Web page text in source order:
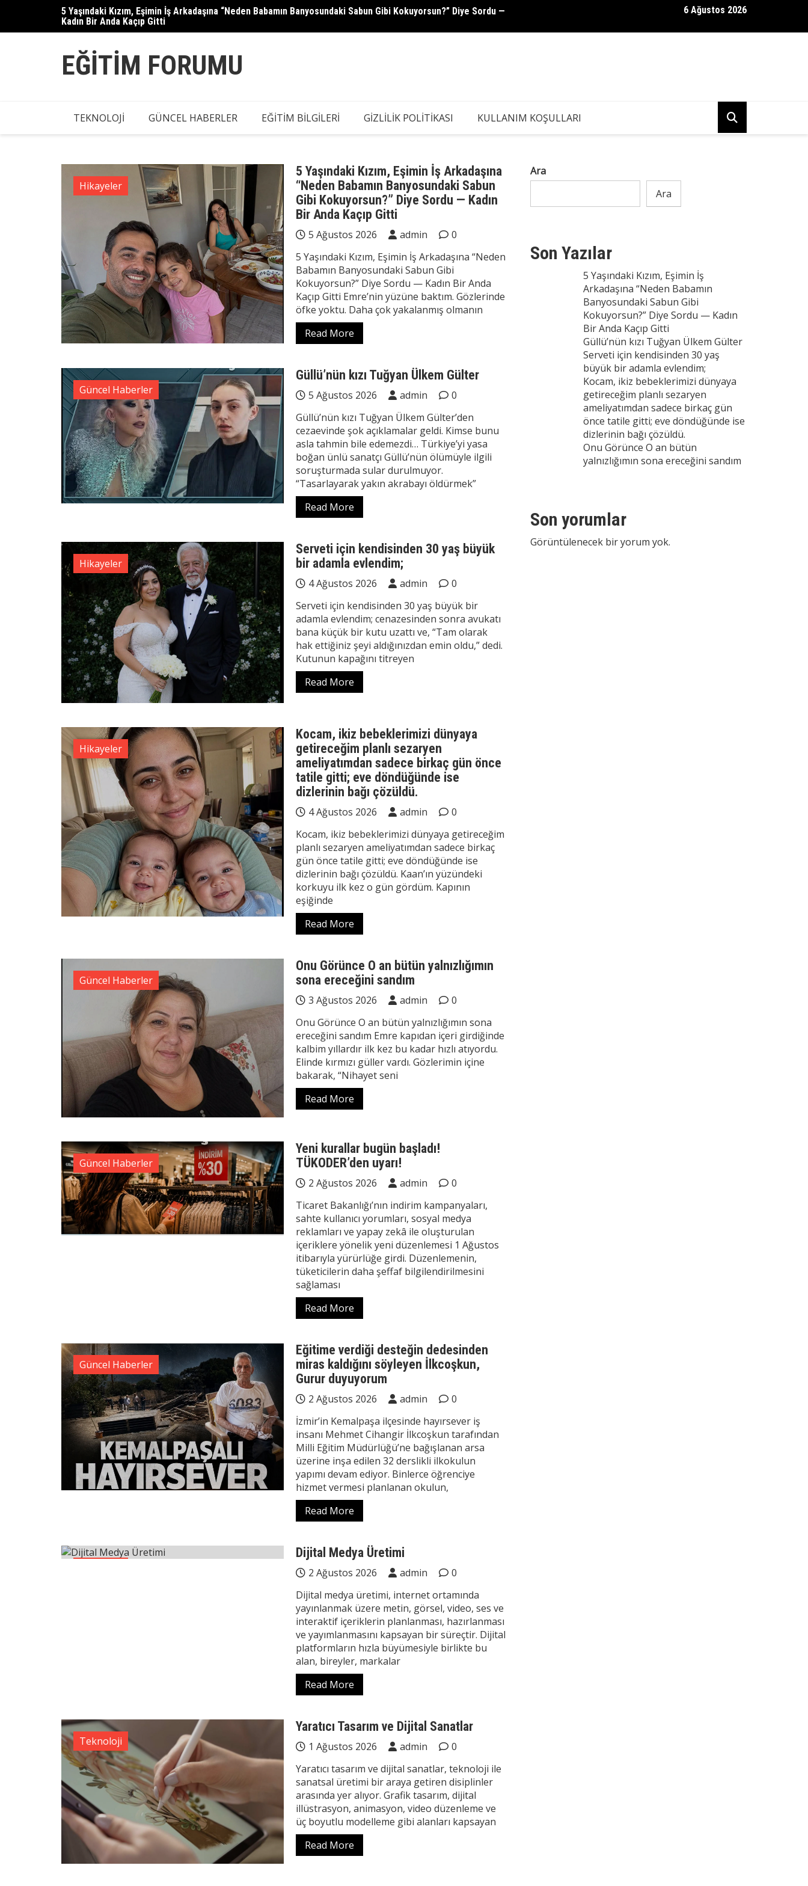
content
5 Yaşındaki Kızım, Eşimin İş Arkadaşına “Neden Babamın Banyosundaki Sabun Gibi Kokuyorsun?” Diye Sordu —
Kadın Bir Anda Kaçıp Gitti
Güllü’nün kızı Tuğyan Ülkem Gülter Serveti için kendisinden 30 yaş büyük bir adamla evlendim;
6 Ağustos 2026
EĞITIM FORUMU
TEKNOLOJI GÜNCEL HABERLER EĞITIM BILGILERI GIZLILIK POLITIKASI KULLANIM KOŞULLARI
Hikayeler
5 Yaşındaki Kızım, Eşimin İş Arkadaşına
“Neden Babamın Banyosundaki Sabun
Gibi Kokuyorsun?” Diye Sordu — Kadın
Bir Anda Kaçıp Gitti
5 Ağustos 2026 admin
0
5 Yaşındaki Kızım, Eşimin İş Arkadaşına “Neden
Babamın Banyosundaki Sabun Gibi
Kokuyorsun?” Diye Sordu — Kadın Bir Anda
Kaçıp Gitti Emre’nin yüzüne baktım. Gözlerinde
öfke yoktu. Daha çok yakalanmış olmanın
Read More
Güncel Haberler
Güllü’nün kızı Tuğyan Ülkem Gülter
5 Ağustos 2026 admin
0
Güllü’nün kızı Tuğyan Ülkem Gülter’den
cezaevinde şok açıklamalar geldi. Kimse bunu
asla tahmin bile edemezdi… Türkiye’yi yasa
boğan ünlü sanatçı Güllü’nün ölümüyle ilgili
soruşturmada sular durulmuyor.
“Tasarlayarak yakın akrabayı öldürmek”
Read More
Hikayeler
Serveti için kendisinden 30 yaş büyük
bir adamla evlendim;
4 Ağustos 2026 admin
0
Serveti için kendisinden 30 yaş büyük bir
adamla evlendim; cenazesinden sonra avukatı
bana küçük bir kutu uzattı ve, “Tam olarak
hak ettiğiniz şeyi aldığınızdan emin oldu,” dedi.
Kutunun kapağını titreyen
Read More
Hikayeler
Kocam, ikiz bebeklerimizi dünyaya
getireceğim planlı sezaryen
ameliyatımdan sadece birkaç gün önce
tatile gitti; eve döndüğünde ise
dizlerinin bağı çözüldü.
4 Ağustos 2026 admin
0
Kocam, ikiz bebeklerimizi dünyaya getireceğim
planlı sezaryen ameliyatımdan sadece birkaç
gün önce tatile gitti; eve döndüğünde ise
dizlerinin bağı çözüldü. Kaan’ın yüzündeki
korkuyu ilk kez o gün gördüm. Kapının
eşiğinde
Read More
Güncel Haberler
Onu Görünce O an bütün yalnızlığımın
sona ereceğini sandım
3 Ağustos 2026 admin
0
Onu Görünce O an bütün yalnızlığımın sona
ereceğini sandım Emre kapıdan içeri girdiğinde
kalbim yıllardır ilk kez bu kadar hızlı atıyordu.
Elinde kırmızı güller vardı. Gözlerimin içine
bakarak, “Nihayet seni
Read More
Güncel Haberler
Yeni kurallar bugün başladı!
TÜKODER’den uyarı!
2 Ağustos 2026 admin
0
Ticaret Bakanlığı’nın indirim kampanyaları,
sahte kullanıcı yorumları, sosyal medya
reklamları ve yapay zekâ ile oluşturulan
içeriklere yönelik yeni düzenlemesi 1 Ağustos
itibarıyla yürürlüğe girdi. Düzenlemenin,
tüketicilerin daha şeffaf bilgilendirilmesini
sağlaması
Read More
Güncel Haberler
Eğitime verdiği desteğin dedesinden
miras kaldığını söyleyen İlkcoşkun,
Gurur duyuyorum
2 Ağustos 2026 admin
0
İzmir’in Kemalpaşa ilçesinde hayırsever iş
insanı Mehmet Cihangir İlkcoşkun tarafından
Milli Eğitim Müdürlüğü’ne bağışlanan arsa
üzerine inşa edilen 32 derslikli ilkokulun
yapımı devam ediyor. Binlerce öğrenciye
hizmet vermesi planlanan okulun,
Read More
Dijital Medya Üretimi
2 Ağustos 2026 admin
0
Dijital medya üretimi, internet ortamında
yayınlanmak üzere metin, görsel, video, ses ve
interaktif içeriklerin planlanması, hazırlanması
ve yayımlanmasını kapsayan bir süreçtir. Dijital
platformların hızla büyümesiyle birlikte bu
alan, bireyler, markalar
Read More
Teknoloji
Yaratıcı Tasarım ve Dijital Sanatlar
1 Ağustos 2026 admin
0
Yaratıcı tasarım ve dijital sanatlar, teknoloji ile
sanatsal üretimi bir araya getiren disiplinler
arasında yer alıyor. Grafik tasarım, dijital
illüstrasyon, animasyon, video düzenleme ve
üç boyutlu modelleme gibi alanları kapsayan
Read More
Ara
Ara
Son Yazılar
5 Yaşındaki Kızım, Eşimin İş
Arkadaşına “Neden Babamın
Banyosundaki Sabun Gibi
Kokuyorsun?” Diye Sordu — Kadın
Bir Anda Kaçıp Gitti
Güllü’nün kızı Tuğyan Ülkem Gülter
Serveti için kendisinden 30 yaş
büyük bir adamla evlendim;
Kocam, ikiz bebeklerimizi dünyaya
getireceğim planlı sezaryen
ameliyatımdan sadece birkaç gün
önce tatile gitti; eve döndüğünde ise
dizlerinin bağı çözüldü.
Onu Görünce O an bütün
yalnızlığımın sona ereceğini sandım
Son yorumlar
Görüntülenecek bir yorum yok.